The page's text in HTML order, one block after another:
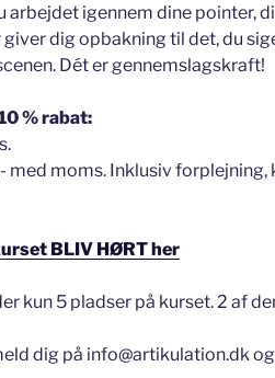
igennem dine pointer,
dig opbakning til det, du
Dét er gennemslagskraft!
% rabat:
med moms. Inklusiv forplejning,
BLIV HØRT her
kun 5 pladser på kurset. 2 af
dig på info@artikulation.dk